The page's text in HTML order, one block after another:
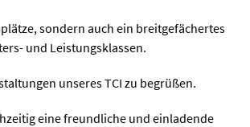
sondern auch ein breitgefächertes
und Leistungsklassen.
unseres TCI zu begrüßen.
eine freundliche und einladende